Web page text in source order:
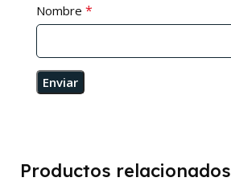
Nombre *
Productos relacionados